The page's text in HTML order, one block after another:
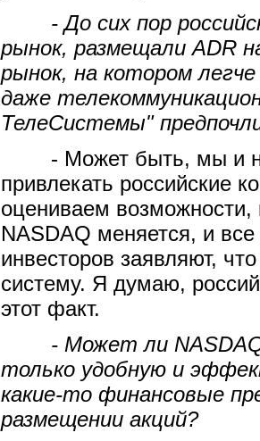
- До сих пор
рынок, размещали ADR
рынок, на котором
даже
ТелеСистемы"
- Может быть, мы и не
привлекать российские
оцениваем
NASDAQ меняется, и
инвесторов заявляют,
систему. Я думаю,
этот факт.
- Может ли NASDAQ
только удобную и
какие-то финансовые
размещении акций?